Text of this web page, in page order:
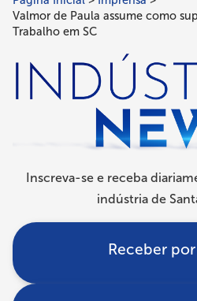
Trilha
de
navegação
Valmor de Paula assume como
Trabalho em SC
Inscreva-se e receba
indústria de
Receber